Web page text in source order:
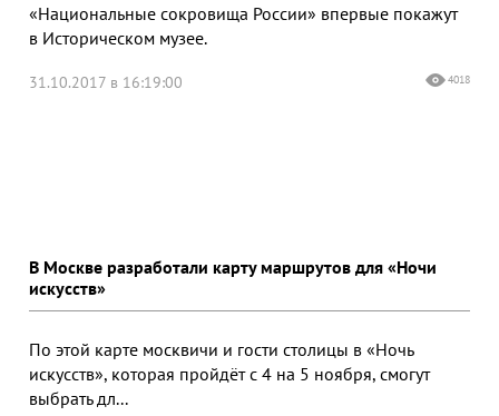
«Национальные сокровища России» впервые покажут
в Историческом музее.
31.10.2017 в 16:19:00 4018
В Москве разработали карту маршрутов для «Ночи
искусств»
По этой карте москвичи и гости столицы в «Ночь
искусств», которая пройдёт с 4 на 5 ноября, смогут
выбрать дл...